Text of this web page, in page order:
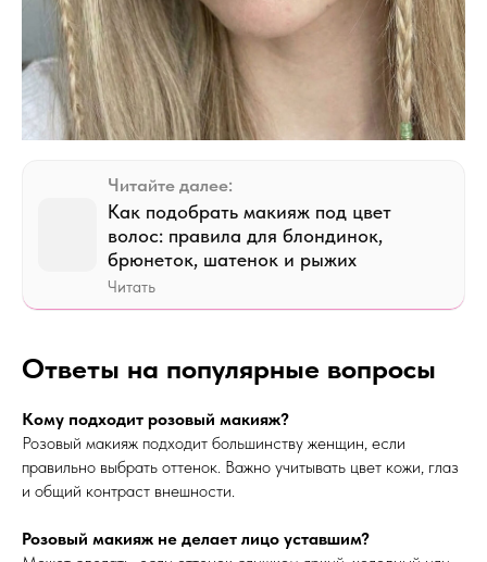
Читайте далее:
Как подобрать макияж под цвет
волос: правила для блондинок,
брюнеток, шатенок и рыжих
Читать
Ответы на популярные вопросы
Кому подходит розовый макияж?
Розовый макияж подходит большинству женщин, если
правильно выбрать оттенок. Важно учитывать цвет кожи, глаз
и общий контраст внешности.
Розовый макияж не делает лицо уставшим?